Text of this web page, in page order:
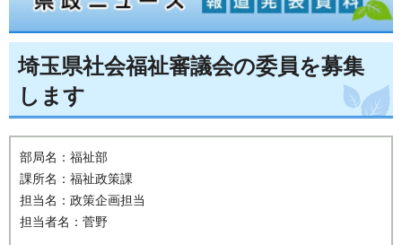
埼玉県社会福祉審議会の委員を募集
します
部局名：福祉部
課所名：福祉政策課
担当名：政策企画担当
担当者名：菅野